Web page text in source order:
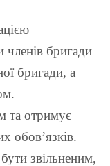
членів бригади
бригади, а
та отримує
обов’язків.
звільненим,